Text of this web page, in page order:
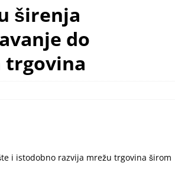
širenja
do
trgovina
i istodobno razvija mrežu trgovina širom